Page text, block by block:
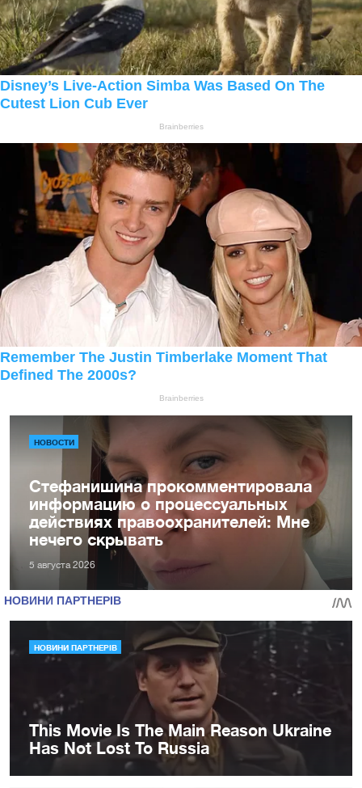
НОВОСТИ
Стефанишина прокомментировала
информацию о процессуальных
действиях правоохранителей: Мне
нечего скрывать
5 августа 2026